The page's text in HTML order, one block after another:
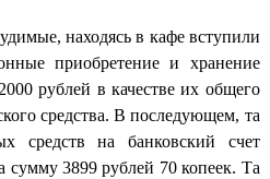
находясь в кафе вступили
приобретение и хранение
рублей в качестве их общего
средства. В последующем, та
средств на банковский счет
сумму 3899 рублей 70 копеек. Та